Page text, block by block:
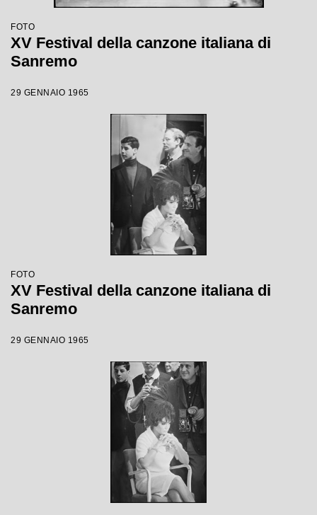
FOTO
XV Festival della canzone italiana di
Sanremo
29 GENNAIO 1965
FOTO
XV Festival della canzone italiana di
Sanremo
29 GENNAIO 1965